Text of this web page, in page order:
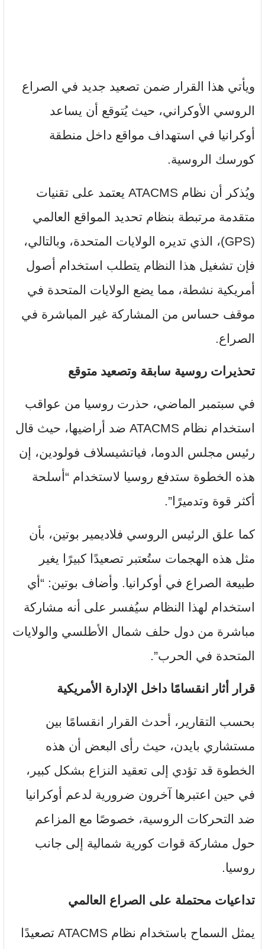
ويأتي هذا القرار ضمن تصعيد جديد في الصراع
الروسي الأوكراني، حيث يُتوقع أن يساعد
أوكرانيا في استهداف مواقع داخل منطقة
كورسك الروسية.
ويُذكر أن نظام ATACMS يعتمد على تقنيات
متقدمة مرتبطة بنظام تحديد المواقع العالمي
(GPS)، الذي تديره الولايات المتحدة، وبالتالي،
فإن تشغيل هذا النظام يتطلب استخدام أصول
أمريكية نشطة، مما يضع الولايات المتحدة في
موقف حساس من المشاركة غير المباشرة في
الصراع.
تحذيرات روسية سابقة وتصعيد متوقع
في سبتمبر الماضي، حذرت روسيا من عواقب
استخدام نظام ATACMS ضد أراضيها، حيث قال
رئيس مجلس الدوما، فياتشيسلاف فولودين، إن
هذه الخطوة ستدفع روسيا لاستخدام “أسلحة
أكثر قوة وتدميرًا”.
كما علق الرئيس الروسي فلاديمير بوتين، بأن
مثل هذه الهجمات ستُعتبر تصعيدًا كبيرًا يغير
طبيعة الصراع في أوكرانيا. وأضاف بوتين: “أي
استخدام لهذا النظام سيُفسر على أنه مشاركة
مباشرة من دول حلف شمال الأطلسي والولايات
المتحدة في الحرب”.
قرار أثار انقسامًا داخل الإدارة الأمريكية
بحسب التقارير، أحدث القرار انقسامًا بين
مستشاري بايدن، حيث رأى البعض أن هذه
الخطوة قد تؤدي إلى تعقيد النزاع بشكل كبير،
في حين اعتبرها آخرون ضرورية لدعم أوكرانيا
ضد التحركات الروسية، خصوصًا مع المزاعم
حول مشاركة قوات كورية شمالية إلى جانب
روسيا.
تداعيات محتملة على الصراع العالمي
يمثل السماح باستخدام نظام ATACMS تصعيدًا